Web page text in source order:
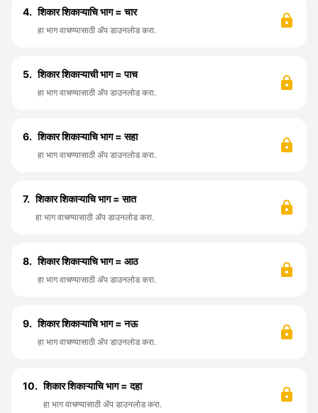
4. शिकार शिकाऱ्याचि भाग = चार
हा भाग वाचण्यासाठी ॲप डाउनलोड करा.
5. शिकार शिकाऱ्याची भाग = पाच
हा भाग वाचण्यासाठी ॲप डाउनलोड करा.
6. शिकार शिकाऱ्याचि भाग = सहा
हा भाग वाचण्यासाठी ॲप डाउनलोड करा.
7. शिकार शिकाऱ्याचि भाग = सात
हा भाग वाचण्यासाठी ॲप डाउनलोड करा.
8. शिकार शिकाऱ्याचि भाग = आठ
हा भाग वाचण्यासाठी ॲप डाउनलोड करा.
9. शिकार शिकाऱ्याचि भाग = नऊ
हा भाग वाचण्यासाठी ॲप डाउनलोड करा.
10. शिकार शिकाऱ्याचि भाग = दहा
हा भाग वाचण्यासाठी ॲप डाउनलोड करा.